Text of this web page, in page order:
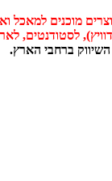
מוכנים למאכל